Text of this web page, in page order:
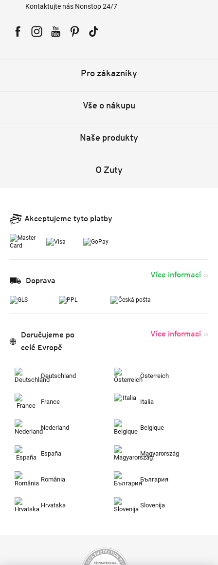
Kontaktujte nás Nonstop 24/7
Pro zákazníky
Vše o nákupu
Naše produkty
O Zuty
Akceptujeme tyto platby
Doprava
Více informací
Doručujeme po
celé Evropě
Více informací
Deutschland Österreich
France Italia
Nederland Belgique
España Magyarország
România България
Hrvatska Slovenija